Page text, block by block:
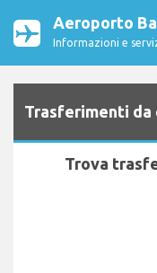
Aeroporto
Informazioni e
Trasferimenti da
Trova